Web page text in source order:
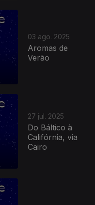
03 ago. 2025
Aromas de
Verão
27 jul. 2025
Do Báltico à
Califórnia, via
Cairo